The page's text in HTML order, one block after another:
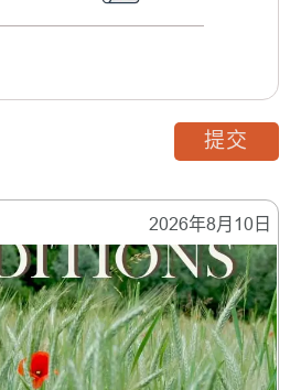
2026年8月10日
提交